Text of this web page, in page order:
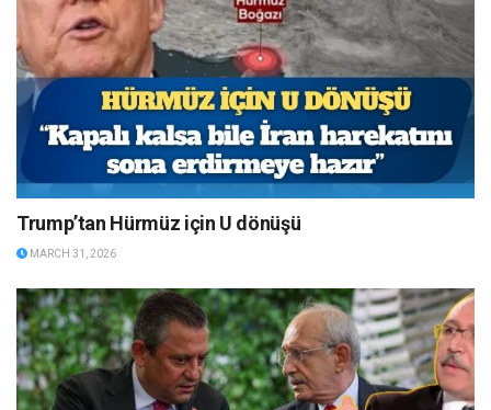
Trump’tan Hürmüz için U dönüşü
MARCH 31, 2026